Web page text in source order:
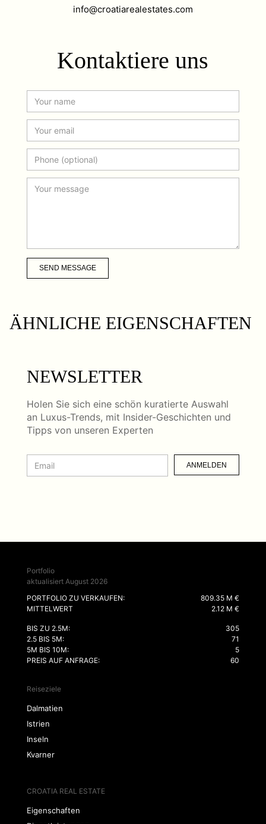
info@croatiarealestates.com
Kontaktiere uns
SEND MESSAGE
ÄHNLICHE EIGENSCHAFTEN
NEWSLETTER
Holen Sie sich eine schön kuratierte Auswahl
an Luxus-Trends, mit Insider-Geschichten und
Tipps von unseren Experten
ANMELDEN
Portfolio
aktualisiert August 2026
PORTFOLIO ZU VERKAUFEN:
809.35 M €
MITTELWERT
2.12 M €
BIS ZU 2.5M:
305
2.5 BIS 5M:
71
5M BIS 10M:
5
PREIS AUF ANFRAGE:
60
Reiseziele
Dalmatien
Istrien
Inseln
Kvarner
CROATIA REAL ESTATE
Eigenschaften